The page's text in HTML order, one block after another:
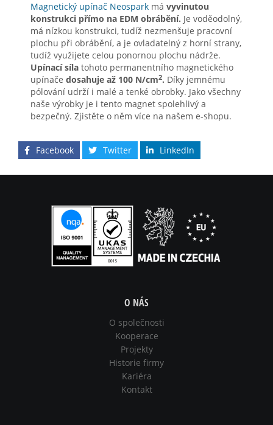
Magnetický upínač Neospark má vyvinutou
konstrukci přímo na EDM obrábění. Je voděodolný,
má nízkou konstrukci, tudíž nezmenšuje pracovní
plochu při obrábění, a je ovladatelný z horní strany,
tudíž využijete celou ponornou plochu nádrže.
Upínací síla tohoto permanentního magnetického
upínače dosahuje až 100 N/cm2. Díky jemnému
pólování udrží i malé a tenké obrobky. Jako všechny
naše výrobky je i tento magnet spolehlivý a
bezpečný. Zjistěte o něm více na našem e-shopu.
Facebook Twitter LinkedIn
O NÁS
O společnosti
Kooperace
Projekty
Historie firmy
Kariéra
Kontakt